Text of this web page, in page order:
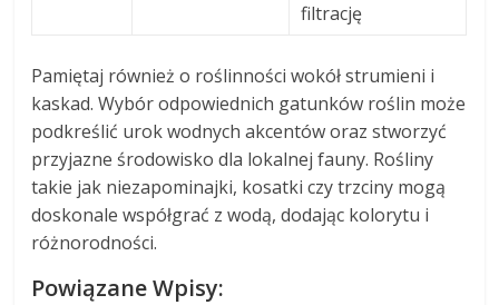
filtrację
Pamiętaj również o roślinności wokół strumieni i
kaskad. Wybór odpowiednich gatunków roślin może
podkreślić urok wodnych akcentów oraz stworzyć
przyjazne środowisko dla lokalnej fauny. Rośliny
takie jak niezapominajki, kosatki czy trzciny mogą
doskonale współgrać z wodą, dodając kolorytu i
różnorodności.
Powiązane Wpisy: